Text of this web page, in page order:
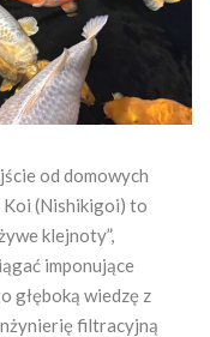
od domowych
(Nishikigoi) to
klejnoty”,
imponujące
głęboką wiedzę z
filtracyjną